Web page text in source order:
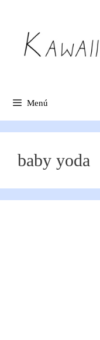
contenido
Menú
baby yoda